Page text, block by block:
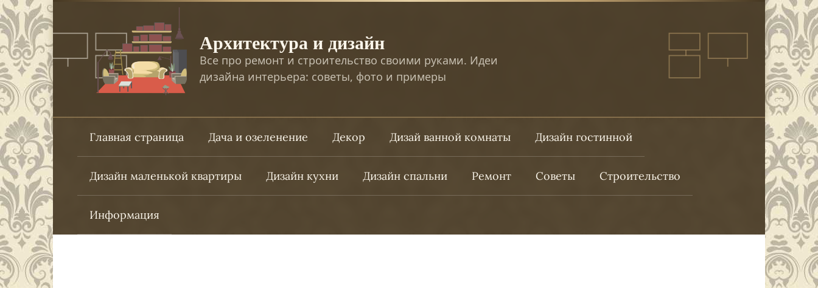
Перейти
к
контенту
Архитектура и дизайн
Все про ремонт и строительство своими руками. Идеи
дизайна интерьера: советы, фото и примеры
Главная страница Дача и озеленение Декор Дизай ванной комнаты Дизайн гостинной
Дизайн маленькой квартиры Дизайн кухни Дизайн спальни Ремонт Советы Строительство
Информация